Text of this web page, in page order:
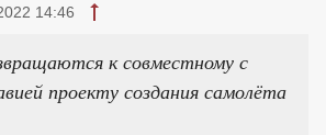
14:46
к совместному с
проекту создания самолёта